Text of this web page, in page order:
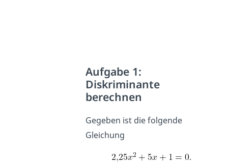
Aufgabe 1:
Diskriminante
berechnen
Gegeben ist die folgende
Gleichung
.